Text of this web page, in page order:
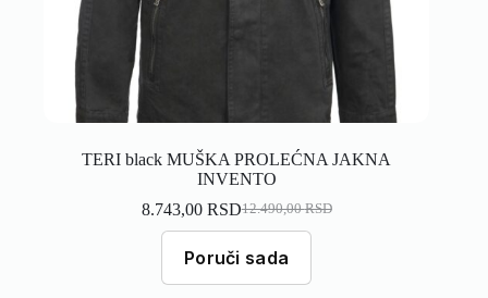
TERI black MUŠKA PROLEĆNA JAKNA
INVENTO
12.490,00RSD
8.743,00 RSD
Poruči sada